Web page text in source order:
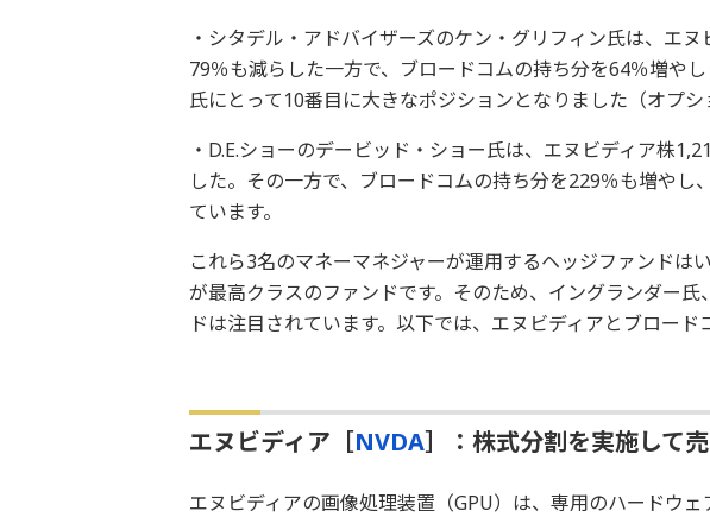
・シタデル・アドバイザーズのケン・グリフィン氏は、エ
79％も減らした一方で、ブロードコムの持ち分を64％増や
氏にとって10番目に大きなポジションとなりました（オプシ
・D.E.ショーのデービッド・ショー氏は、エヌビディア株
した。その一方で、ブロードコムの持ち分を229％も増やし
ています。
これら3名のマネーマネジャーが運用するヘッジファンドは
が最高クラスのファンドです。そのため、イングランダー
ドは注目されています。以下では、エヌビディアとブロード
エヌビディア［NVDA］：株式分割を実施して
エヌビディアの画像処理装置（GPU）は、専用のハードウ